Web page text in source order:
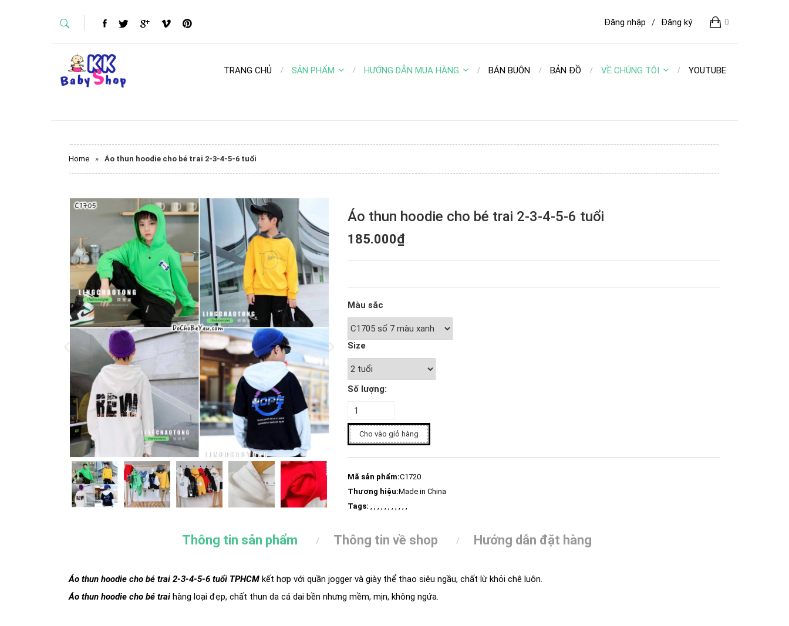
0
Đăng ký
/
Đăng nhập
TRANG CHỦ SẢN PHẨM HƯỚNG DẪN MUA HÀNG BÁN BUÔN BẢN ĐỒ VỀ CHÚNG TÔI YOUTUBE
Home » Áo thun hoodie cho bé trai 2-3-4-5-6 tuổi
Áo thun hoodie cho bé trai 2-3-4-5-6 tuổi
185.000₫
Màu sắc
Size
Số lượng:
Cho vào giỏ hàng
Mã sản phẩm:C1720
Thương hiệu:Made in China
Tags: , , , , , , , , , , ,
Thông tin sản phẩm Thông tin về shop Hướng dẫn đặt hàng
Áo thun hoodie cho bé trai 2-3-4-5-6 tuổi TPHCM kết hợp với quần jogger và giày thể thao siêu ngầu, chất lừ khỏi chê luôn.
Áo thun hoodie cho bé trai hàng loại đẹp, chất thun da cá dai bền nhưng mềm, mịn, không ngứa.